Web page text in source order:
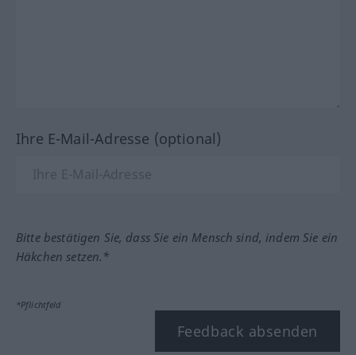
Ihre E-Mail-Adresse (optional)
Bitte bestätigen Sie, dass Sie ein Mensch sind, indem Sie ein
Häkchen setzen.*
*Pflichtfeld
Feedback absenden